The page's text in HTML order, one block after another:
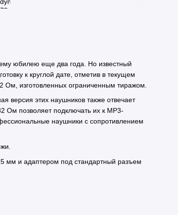
юбилею еще два года. Но известный
к круглой дате, отметив в текущем
Ом, изготовленных ограниченным тиражом.
версия этих наушников также отвечает
Ом позволяет подключать их к MP3-
наушники с сопротивлением
мм и адаптером под стандартный разъем